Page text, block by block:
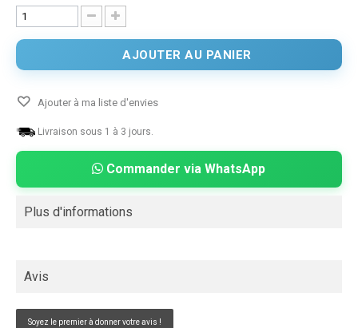
AJOUTER AU PANIER
Ajouter à ma liste d'envies
Livraison sous 1 à 3 jours.
Commander via WhatsApp
Plus d'informations
Avis
Soyez le premier à donner votre avis !